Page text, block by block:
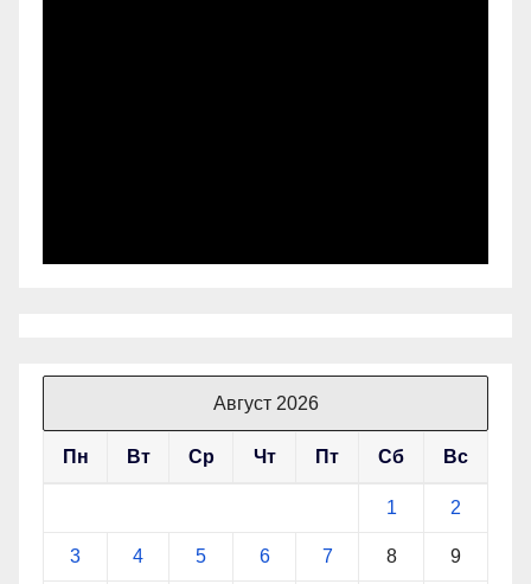
Август 2026
Пн Вт Ср Чт Пт Сб Вс
1 2
3 4 5 6 7 8 9